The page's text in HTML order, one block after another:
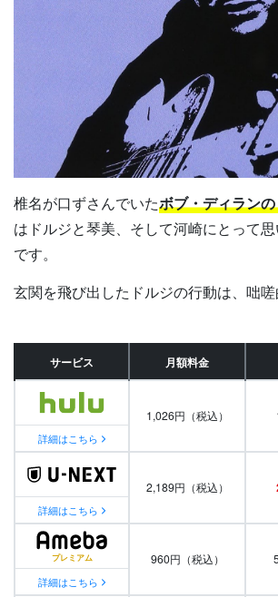
椎名が口ずさんでいたボブ・ディラン
はドルジと琴美、そして河崎にとって
です。
玄関を飛び出したドルジの行動は、咄嗟
サービス 月額料金
詳細はこちら
1,026円（税込）
詳細はこちら
2,189円（税込）
詳細はこちら
960円（税込）